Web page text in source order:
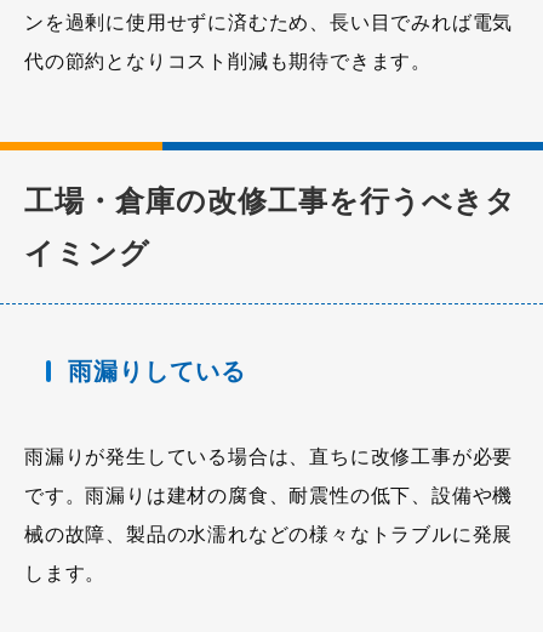
ンを過剰に使用せずに済むため、長い目でみれば電気
代の節約となりコスト削減も期待できます。
工場・倉庫の改修工事を行うべきタ
イミング
雨漏りしている
雨漏りが発生している場合は、直ちに改修工事が必要
です。雨漏りは建材の腐食、耐震性の低下、設備や機
械の故障、製品の水濡れなどの様々なトラブルに発展
します。